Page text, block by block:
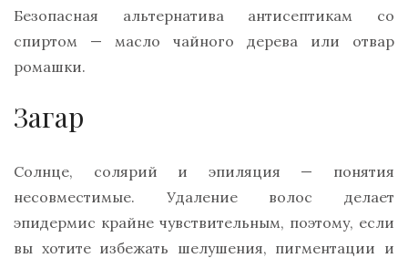
Безопасная альтернатива антисептикам со
спиртом — масло чайного дерева или отвар
ромашки.
Загар
Солнце, солярий и эпиляция — понятия
несовместимые. Удаление волос делает
эпидермис крайне чувствительным, поэтому, если
вы хотите избежать шелушения, пигментации и